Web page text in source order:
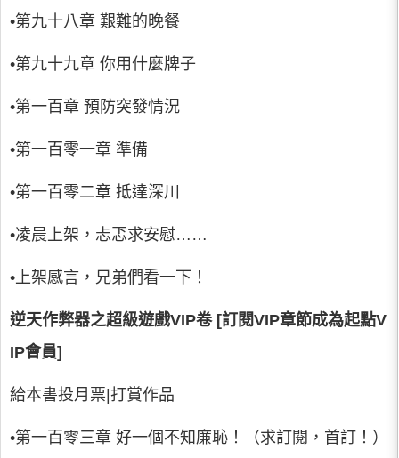
•第九十八章 艱難的晚餐
•第九十九章 你用什麼牌子
•第一百章 預防突發情況
•第一百零一章 準備
•第一百零二章 抵達深川
•凌晨上架，忐忑求安慰……
•上架感言，兄弟們看一下！
逆天作弊器之超級遊戲VIP卷 [訂閱VIP章節成為起點V
IP會員]
給本書投月票|打賞作品
•第一百零三章 好一個不知廉恥！（求訂閱，首訂！）